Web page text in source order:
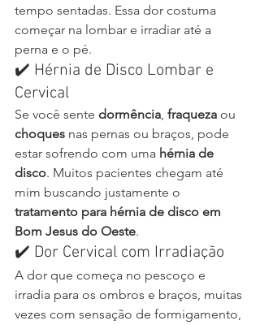
tempo sentadas. Essa dor costuma
começar na lombar e irradiar até a
perna e o pé.
✔️ Hérnia de Disco Lombar e
Cervical
Se você sente dormência, fraqueza ou
choques nas pernas ou braços, pode
estar sofrendo com uma hérnia de
disco. Muitos pacientes chegam até
mim buscando justamente o
tratamento para hérnia de disco em
Bom Jesus do Oeste.
✔️ Dor Cervical com Irradiação
A dor que começa no pescoço e
irradia para os ombros e braços, muitas
vezes com sensação de formigamento,